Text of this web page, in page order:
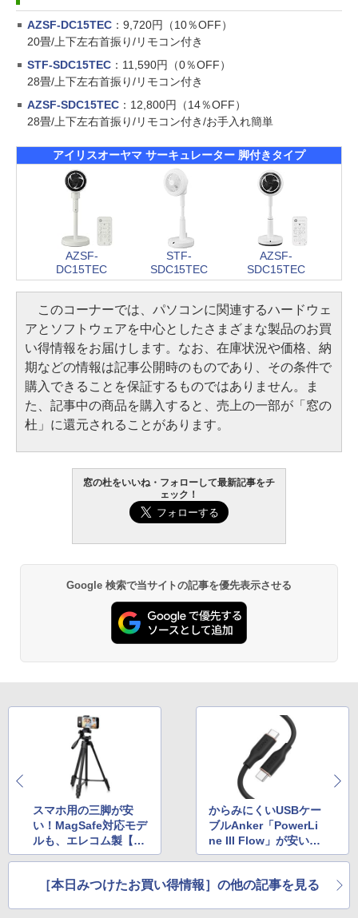
AZSF-DC15TEC：9,720円（10％OFF）
20畳/上下左右首振り/リモコン付き
STF-SDC15TEC：11,590円（0％OFF）
28畳/上下左右首振り/リモコン付き
AZSF-SDC15TEC：12,800円（14％OFF）
28畳/上下左右首振り/リモコン付き/お手入れ簡単
アイリスオーヤマ サーキュレーター 脚付きタイプ
AZSF-
DC15TEC
STF-
SDC15TEC
AZSF-
SDC15TEC
このコーナーでは、パソコンに関連するハードウェ
アとソフトウェアを中心としたさまざまな製品のお買
い得情報をお届けします。なお、在庫状況や価格、納
期などの情報は記事公開時のものであり、その条件で
購入できることを保証するものではありません。ま
た、記事中の商品を購入すると、売上の一部が「窓の
杜」に還元されることがあります。
窓の杜をいいね・フォローして最新記事をチ
ェック！
Google 検索で当サイトの記事を優先表示させる
スマホ用の三脚が安
い！MagSafe対応モデ
ルも、エレコム製【A
mazonスマイルSale】
からみにくいUSBケー
ブルAnker「PowerLi
ne III Flow」が安い！
【AmazonスマイルSa
［本日みつけたお買い得情報］の他の記事を見る